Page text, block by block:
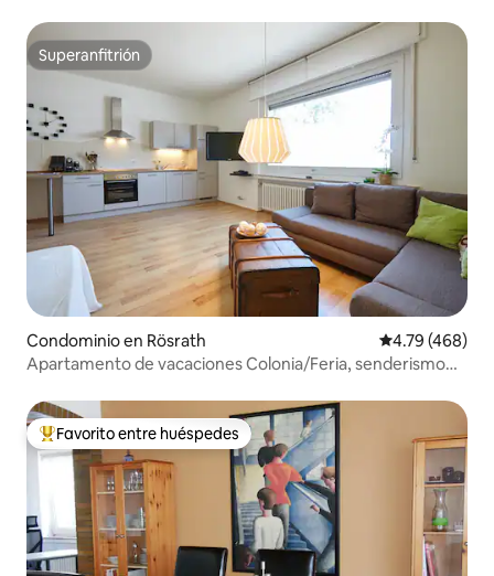
Superanfitrión
Superanfitrión
Condominio en Rösrath Calificación
4.79 (468)
Apartamento de vacaciones Colonia/Feria, senderismo
De los mejores en Favorito entre huéspedes
Favorito entre huéspedes